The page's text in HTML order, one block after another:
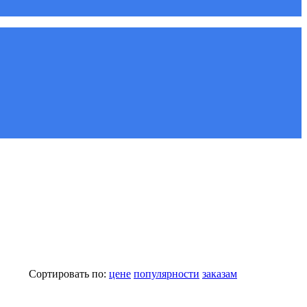
Сортировать по: цене популярности заказам